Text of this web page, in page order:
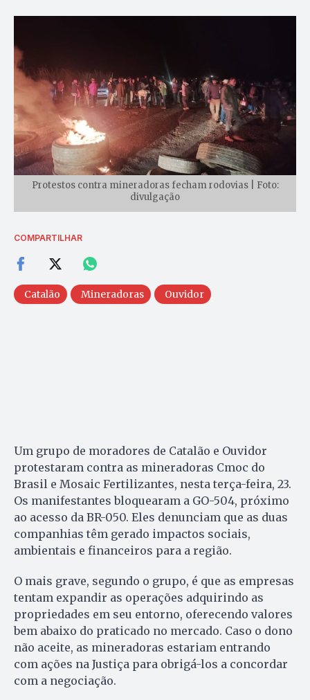
Protestos contra mineradoras fecham rodovias | Foto:
divulgação
COMPARTILHAR
Catalão Mineradoras Ouvidor
Um grupo de moradores de Catalão e Ouvidor
protestaram contra as mineradoras Cmoc do
Brasil e Mosaic Fertilizantes, nesta terça-feira, 23.
Os manifestantes bloquearam a GO-504, próximo
ao acesso da BR-050. Eles denunciam que as duas
companhias têm gerado impactos sociais,
ambientais e financeiros para a região.
O mais grave, segundo o grupo, é que as empresas
tentam expandir as operações adquirindo as
propriedades em seu entorno, oferecendo valores
bem abaixo do praticado no mercado. Caso o dono
não aceite, as mineradoras estariam entrando
com ações na Justiça para obrigá-los a concordar
com a negociação.